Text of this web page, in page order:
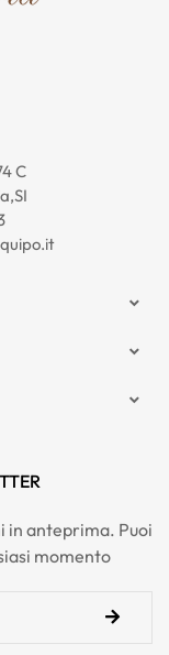
C



in anteprima. Puoi
momento